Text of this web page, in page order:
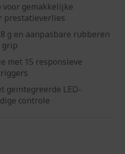
gemakkelijke
prestatieverlies
g en aanpasbare rubberen
grip
met 15 responsieve
geïntegreerde LED-
controle